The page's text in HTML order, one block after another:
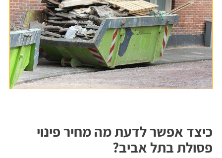
כיצד אפשר לדעת מה מחיר פינוי
פסולת בתל אביב?